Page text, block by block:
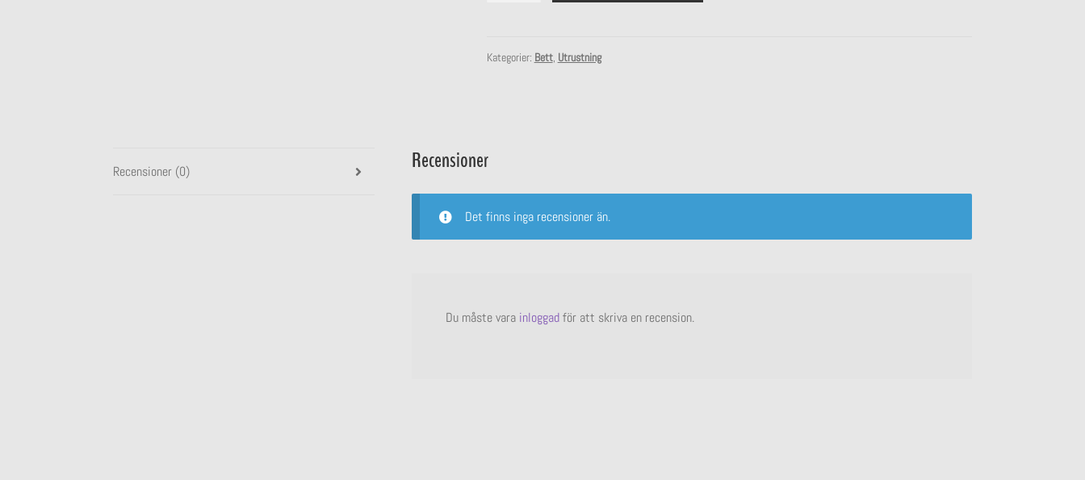
Kategorier: Bett, Utrustning
Recensioner (0) Recensioner
Det finns inga recensioner än.
Du måste vara inloggadför att skriva en recension.